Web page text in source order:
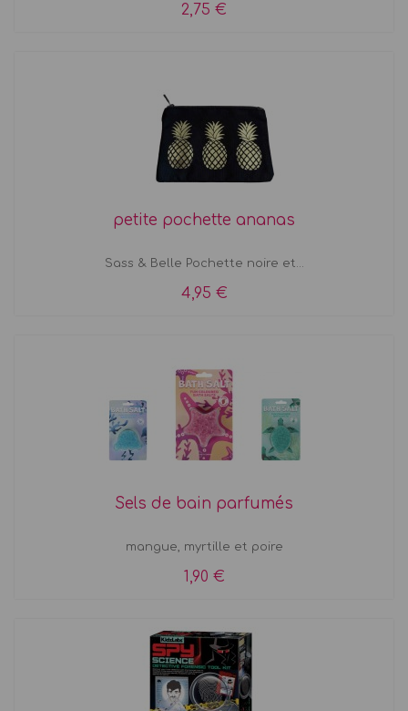
2,75 €
petite pochette ananas
Sass & Belle Pochette noire et...
4,95 €
Sels de bain parfumés
mangue, myrtille et poire
1,90 €